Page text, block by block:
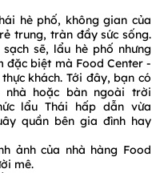
hè phố, không gian của
trung, tràn đầy sức sống.
sẽ, lẩu hè phố nhưng
đặc biệt mà Food Center -
khách. Tới đây, bạn có
hoặc bàn ngoài trời
lẩu Thái hấp dẫn vừa
quần bên gia đình hay
ảnh của nhà hàng Food
mê.